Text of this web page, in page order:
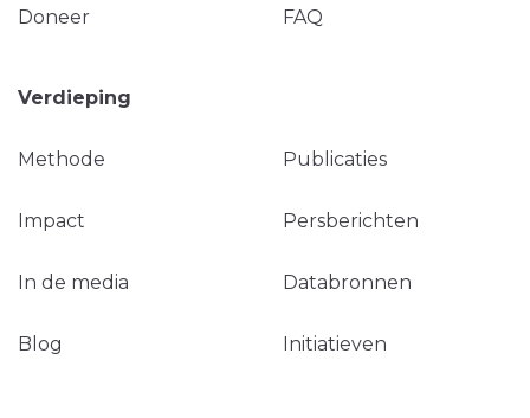
Doneer FAQ
Verdieping
Methode Publicaties
Impact Persberichten
In de media Databronnen
Blog Initiatieven